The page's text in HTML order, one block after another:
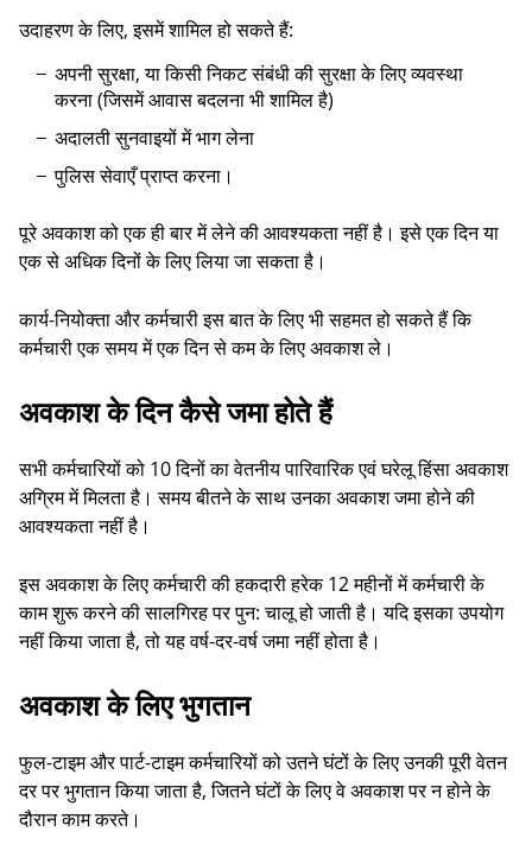
उदाहरण के लिए, इसमें शामिल हो सकते हैं:
अपनी सुरक्षा, या किसी निकट संबंधी की सुरक्षा के लिए व्यवस्था
करना (जिसमें आवास बदलना भी शामिल है)
अदालती सुनवाइयों में भाग लेना
पुलिस सेवाएँ प्राप्त करना।
पूरे अवकाश को एक ही बार में लेने की आवश्यकता नहीं है। इसे एक दिन या
एक से अधिक दिनों के लिए लिया जा सकता है।
कार्य-नियोक्ता और कर्मचारी इस बात के लिए भी सहमत हो सकते हैं कि
कर्मचारी एक समय में एक दिन से कम के लिए अवकाश ले।
अवकाश के दिन कैसे जमा होते हैं
सभी कर्मचारियों को 10 दिनों का वेतनीय पारिवारिक एवं घरेलू हिंसा अवकाश
अग्रिम में मिलता है। समय बीतने के साथ उनका अवकाश जमा होने की
आवश्यकता नहीं है।
इस अवकाश के लिए कर्मचारी की हकदारी हरेक 12 महीनों में कर्मचारी के
काम शुरू करने की सालगिरह पर पुन: चालू हो जाती है। यदि इसका उपयोग
नहीं किया जाता है, तो यह वर्ष-दर-वर्ष जमा नहीं होता है।
अवकाश के लिए भुगतान
फुल-टाइम और पार्ट-टाइम कर्मचारियों को उतने घंटों के लिए उनकी पूरी वेतन
दर पर भुगतान किया जाता है, जितने घंटों के लिए वे अवकाश पर न होने के
दौरान काम करते।